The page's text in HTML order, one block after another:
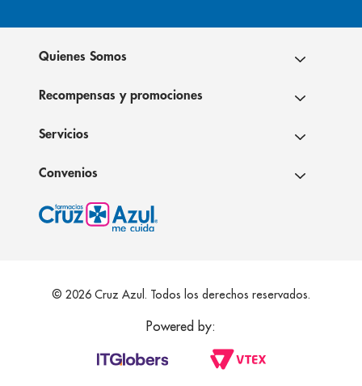
Quienes Somos
Recompensas y promociones
Servicios
Convenios
© 2026 Cruz Azul. Todos los derechos reservados.
Powered by: